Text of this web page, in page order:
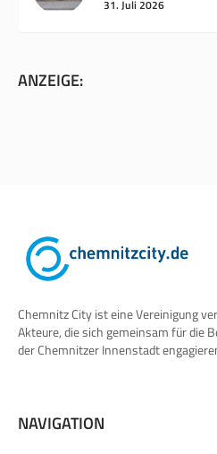
31. Juli 2026
ANZEIGE:
Chemnitz City ist eine Vereinigung
Akteure, die sich gemeinsam für die
der Chemnitzer Innenstadt
NAVIGATION